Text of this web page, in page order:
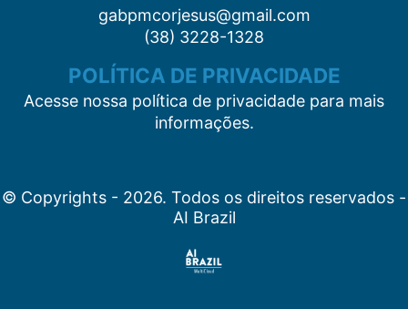
gabpmcorjesus@gmail.com
(38) 3228-1328
POLÍTICA DE PRIVACIDADE
Acesse nossa política de privacidade para mais
informações.
© Copyrights - 2026. Todos os direitos reservados -
AI Brazil